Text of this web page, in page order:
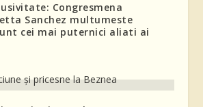
Congresmena
Sanchez multumeste
cei mai puternici aliati ai